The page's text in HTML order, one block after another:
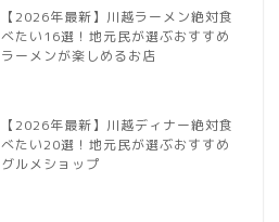
【2026年最新】川越ラーメン絶対食
べたい16選！地元民が選ぶおすすめ
ラーメンが楽しめるお店
【2026年最新】川越ディナー絶対食
べたい20選！地元民が選ぶおすすめ
グルメショップ